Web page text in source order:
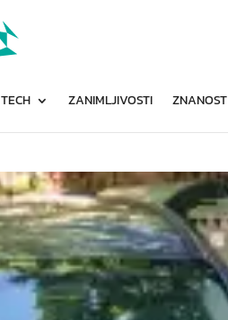
TECH ZANIMLJIVOSTI ZNANOST